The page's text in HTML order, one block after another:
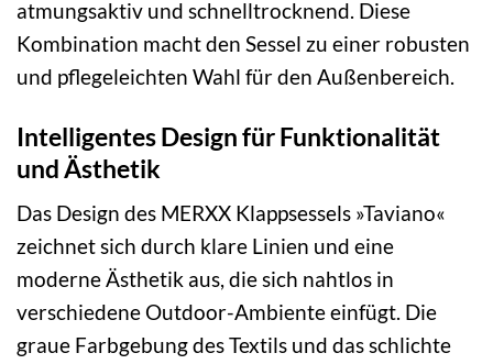
atmungsaktiv und schnelltrocknend. Diese
Kombination macht den Sessel zu einer robusten
und pflegeleichten Wahl für den Außenbereich.
Intelligentes Design für Funktionalität
und Ästhetik
Das Design des MERXX Klappsessels »Taviano«
zeichnet sich durch klare Linien und eine
moderne Ästhetik aus, die sich nahtlos in
verschiedene Outdoor-Ambiente einfügt. Die
graue Farbgebung des Textils und das schlichte